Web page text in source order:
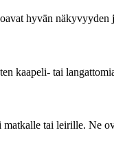
hyvän
kaapeli- tai
tai leirille. Ne